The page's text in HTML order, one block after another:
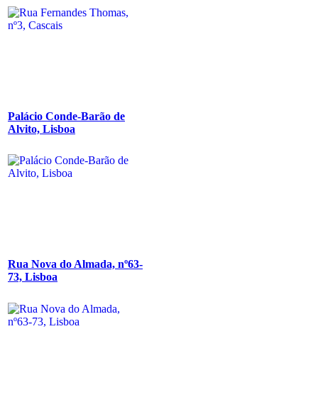
Palácio Conde-Barão de
Alvito, Lisboa
Rua Nova do Almada, nº63-
73, Lisboa